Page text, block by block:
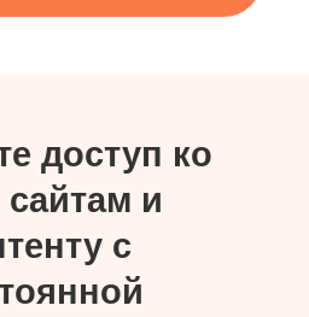
доступ ко
сайтам и
с